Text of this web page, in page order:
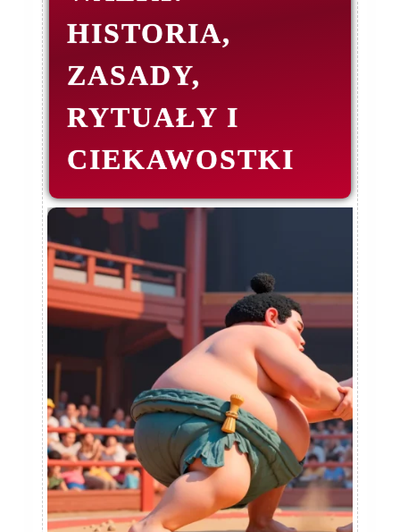
HISTORIA,
ZASADY,
RYTUAŁY I
CIEKAWOSTKI